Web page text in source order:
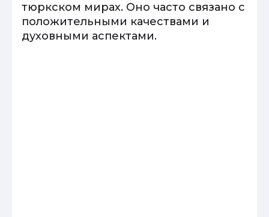
тюркском мирах. Оно часто связано с
положительными качествами и
духовными аспектами.